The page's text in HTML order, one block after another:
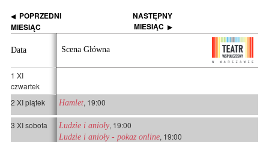
◀ POPRZEDNI
MIESIĄC
NASTĘPNY
MIESIĄC ▶
Data Scena Główna
1 XI
czwartek
2 XI piątek
Hamlet, 19:00
3 XI sobota Ludzie i anioły, 19:00
Ludzie i anioły - pokaz online, 19:00